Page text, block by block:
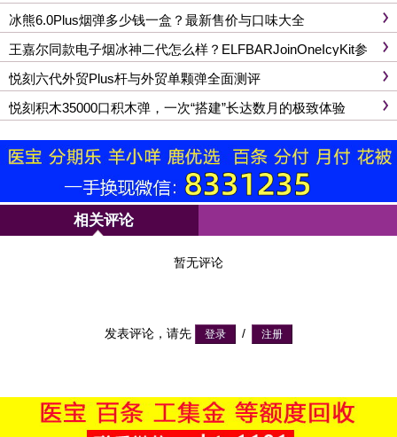
冰熊6.0Plus烟弹多少钱一盒？最新售价与口味大全
王嘉尔同款电子烟冰神二代怎么样？ELFBARJoinOneIcyKit参
数与价格全解析
悦刻六代外贸Plus杆与外贸单颗弹全面测评
悦刻积木35000口积木弹，一次“搭建”长达数月的极致体验
相关评论
暂无评论
发表评论，请先 /